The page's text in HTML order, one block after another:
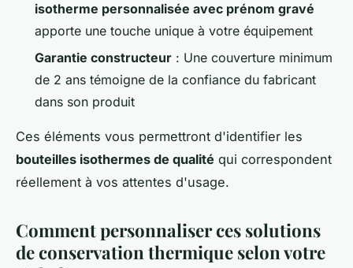
isotherme personnalisée avec prénom gravé
apporte une touche unique à votre équipement
Garantie constructeur : Une couverture minimum
de 2 ans témoigne de la confiance du fabricant
dans son produit
Ces éléments vous permettront d'identifier les
bouteilles isothermes de qualité qui correspondent
réellement à vos attentes d'usage.
Comment personnaliser ces solutions
de conservation thermique selon votre